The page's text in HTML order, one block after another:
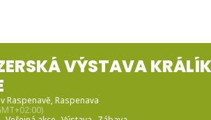
VÝSTAVA
Raspenavě, Raspenava